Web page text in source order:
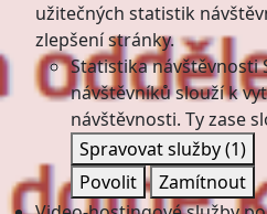
užitečných statistik
zlepšení stránky.
Statistika návštěvnosti
návštěvníků slouží k
návštěvnosti. Ty zase
Spravovat služby(1)
Povolit
Zamítnout